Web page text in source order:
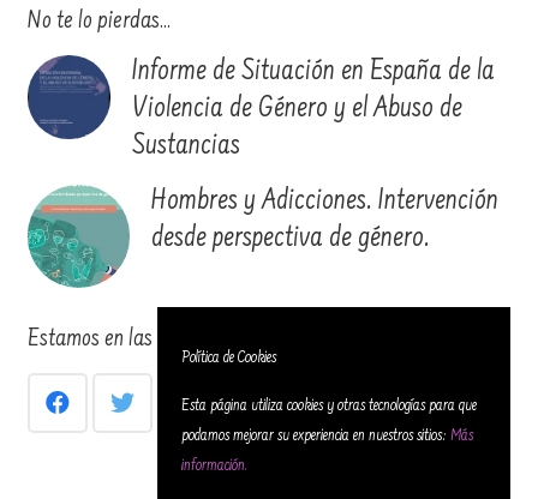
No te lo pierdas…
Informe de Situación en España de la
Violencia de Género y el Abuso de
Sustancias
Hombres y Adicciones. Intervención
desde perspectiva de género.
Estamos en las redes…
Política de Cookies
Esta página utiliza cookies y otras tecnologías para que
podamos mejorar su experiencia en nuestros sitios: Más
información.